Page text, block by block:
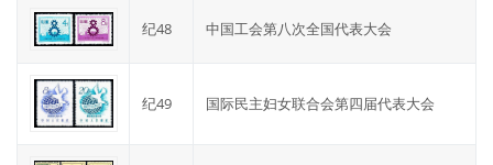
纪48 中国工会第八次全国代表大会
纪49 国际民主妇女联合会第四届代表大会